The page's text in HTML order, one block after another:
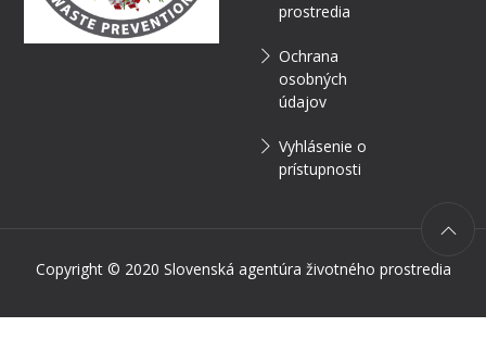
prostredia
Ochrana
osobných
údajov
Vyhlásenie o
prístupnosti
Copyright © 2020 Slovenská agentúra životného prostredia